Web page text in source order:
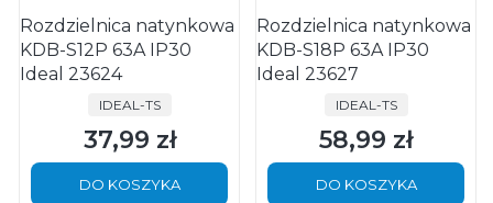
Rozdzielnica natynkowa
KDB-S12P 63A IP30
Ideal 23624
PRODUCENT
IDEAL-TS
Cena
37,99 zł
DO KOSZYKA
Rozdzielnica natynkowa
KDB-S18P 63A IP30
Ideal 23627
PRODUCENT
IDEAL-TS
Cena
58,99 zł
DO KOSZYKA